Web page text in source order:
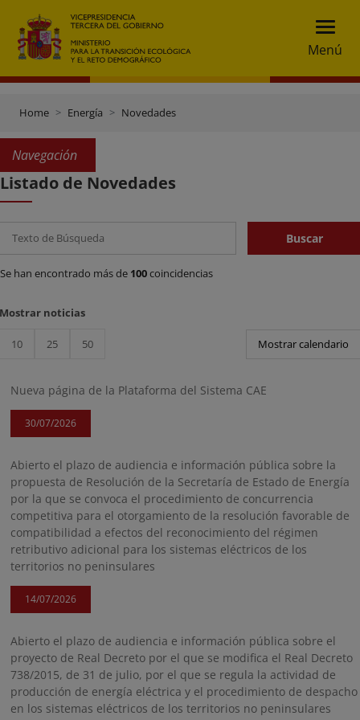
Menú
Home Energía Novedades
Navegación
Listado de Novedades
Buscar
Se han encontrado más de 100coincidencias
Nueva página de la Plataforma del Sistema CAE
30/07/2026
Abierto el plazo de audiencia e información pública sobre la
propuesta de Resolución de la Secretaría de Estado de Energía
por la que se convoca el procedimiento de concurrencia
competitiva para el otorgamiento de la resolución favorable de
compatibilidad a efectos del reconocimiento del régimen
retributivo adicional para los sistemas eléctricos de los
territorios no peninsulares
14/07/2026
Abierto el plazo de audiencia e información pública sobre el
proyecto de Real Decreto por el que se modifica el Real Decreto
738/2015, de 31 de julio, por el que se regula la actividad de
producción de energía eléctrica y el procedimiento de despacho
en los sistemas eléctricos de los territorios no peninsulares
noticias
10 25 50 Mostrar calendario